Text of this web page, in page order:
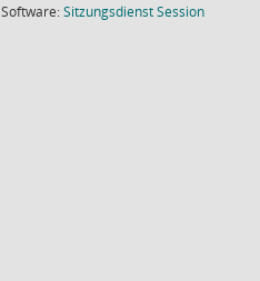
Software:SitzungsdienstSession(Wird in